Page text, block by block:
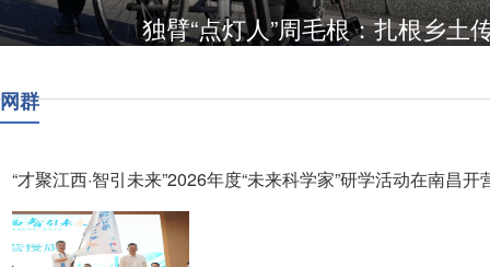
独臂“点灯人”周毛根：扎根乡土
网群
“才聚江西·智引未来”2026年度“未来科学家”研学活动在南昌开